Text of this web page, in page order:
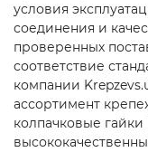
условия
соединения и
проверенных
соответствие
компании
ассортимент
колпачковые гайки